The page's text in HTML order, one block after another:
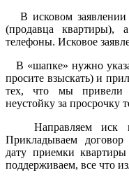
В исковом заявлении
(продавца
телефоны. Исковое
В «шапке» нужно
просите взыскать) и
тех, что мы привели
неустойку за просрочку
Направляем иск в
Прикладываем
дату приемки
поддерживаем, все что